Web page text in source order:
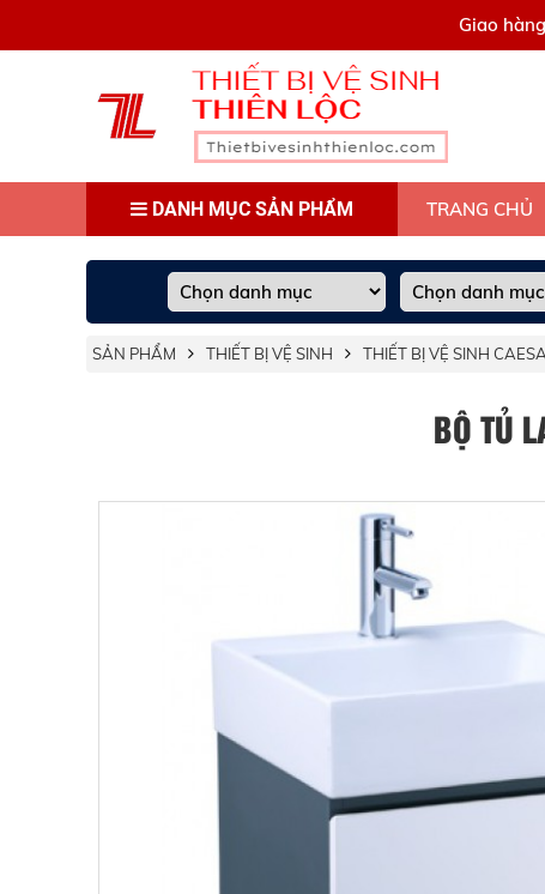
Giao
DANH MỤC SẢN PHẨM TRANG CHỦ
SẢN PHẨM THIẾT BỊ VỆ SINH THIẾT BỊ VỆ SINH
BỘ TỦ